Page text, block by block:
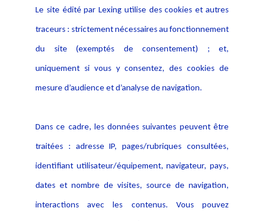
Alerte professionnelle
Déclaration d'accessibilité
Notice Légale
Politique de protection des
données
Publications
Le site édité par Lexing utilise des cookies et autres
traceurs : strictement nécessaires au fonctionnement
du site (exemptés de consentement) ; et,
uniquement si vous y consentez, des cookies de
mesure d’audience et d’analyse de navigation.
Dans ce cadre, les données suivantes peuvent être
traitées : adresse IP, pages/rubriques consultées,
identifiant utilisateur/équipement, navigateur, pays,
dates et nombre de visites, source de navigation,
interactions avec les contenus. Vous pouvez